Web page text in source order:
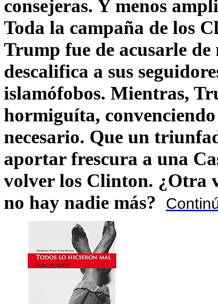
consejeras. Y menos
Toda la campaña de los
Trump fue de acusarle
descalifica a sus
islamófobos. Mientras,
hormiguíta,
necesario. Que un
aportar frescura a una
volver los Clinton. ¿Otra
no hay nadie más?